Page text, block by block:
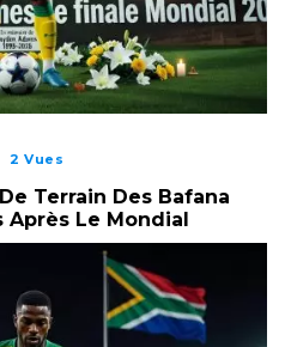
2 Vues
Terrain Des Bafana
Après Le Mondial